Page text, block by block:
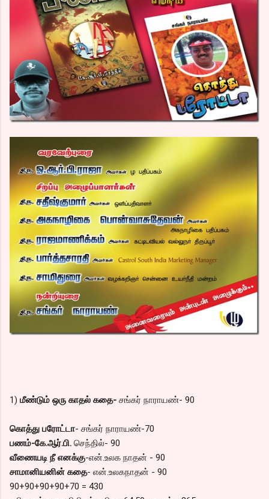
1) மீண்டும் ஒரு காதல் கதை- சங்கர் நாராயண்- 90
கொத்து பரோட்டா- சங்கர் நாராயண்-70
பணம்-கே.ஆர்.பி. செந்தில்- 90
வீணையடி நீ எனக்கு-என்.உலக நாதன் - 90
சாமானியனின் கதை- என்.உலகநாதன் - 90
90+90+90+90+70 = 430